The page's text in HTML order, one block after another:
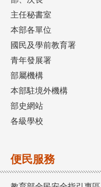
主任秘書室
本部各單位
國民及學前教育署
青年發展署
部屬機構
本部駐境外機構
部史網站
各級學校
便民服務